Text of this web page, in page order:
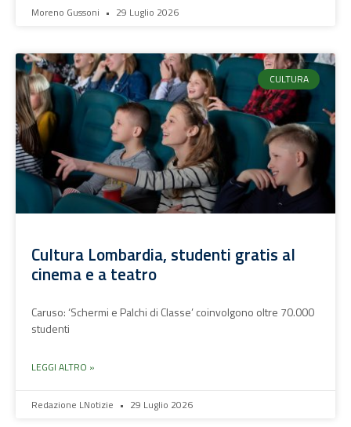
Moreno Gussoni 29 Luglio 2026
CULTURA
Cultura Lombardia, studenti gratis al
cinema e a teatro
Caruso: ‘Schermi e Palchi di Classe’ coinvolgono oltre 70.000
studenti
LEGGI ALTRO »
Redazione LNotizie 29 Luglio 2026